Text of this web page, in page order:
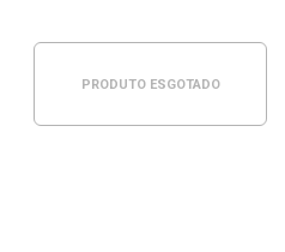
PRODUTO ESGOTADO